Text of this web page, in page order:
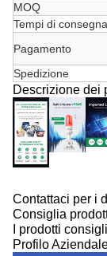
MOQ
Tempi di consegna
Pagamento
Spedizione
Descrizione dei
Contattaci per i
Consiglia
I prodotti
Profilo